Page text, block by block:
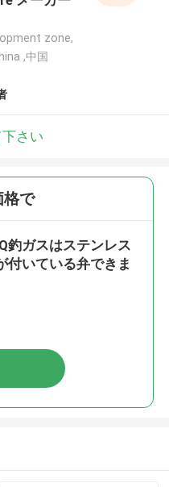
zone,
,中国
さい
格で
釣ガスはステンレス
付いている弁できま